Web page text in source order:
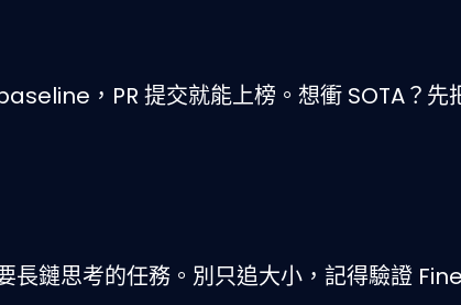
，PR 提交就能上榜。想衝 SOTA？先
長鏈思考的任務。別只追大小，記得驗證